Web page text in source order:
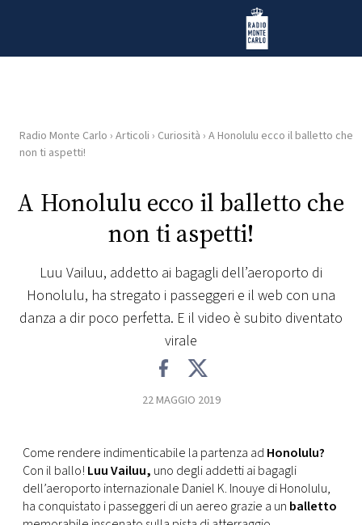
Radio Monte Carlo
HOME
RADIO
PLAYLIST
CONCORSI
EVENTI
Radio Monte Carlo › Articoli › Curiosità › A Honolulu ecco il balletto che
non ti aspetti!
A Honolulu ecco il balletto che
non ti aspetti!
Luu Vailuu, addetto ai bagagli dell’aeroporto di
Honolulu, ha stregato i passeggeri e il web con una
danza a dir poco perfetta. E il video è subito diventato
virale
22 MAGGIO 2019
Come rendere indimenticabile la partenza ad Honolulu?
Con il ballo! Luu Vailuu, uno degli addetti ai bagagli
dell’aeroporto internazionale Daniel K. Inouye di Honolulu,
ha conquistato i passeggeri di un aereo grazie a un balletto